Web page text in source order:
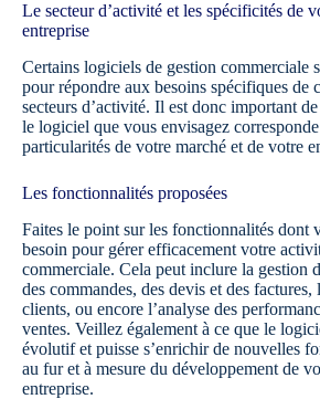
Le secteur d’activité et les spécificités de
entreprise
Certains logiciels de gestion commerciale
pour répondre aux besoins spécifiques de
secteurs d’activité. Il est donc important
le logiciel que vous envisagez
particularités de votre marché et de votre
Les fonctionnalités proposées
Faites le point sur les fonctionnalités dont
besoin pour gérer efficacement votre
commerciale. Cela peut inclure la gestion
des commandes, des devis et des factures,
clients, ou encore l’analyse des
ventes. Veillez également à ce que le
évolutif et puisse s’enrichir de nouvelles
au fur et à mesure du développement de
entreprise.